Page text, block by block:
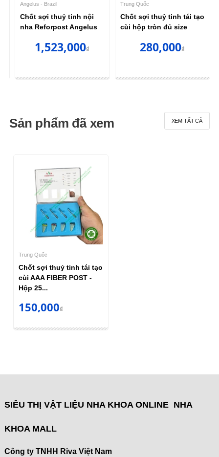
Angelus - Brazil
Chốt sợi thuỷ tinh nội
nha Reforpost Angelus
1,523,000₫
Trung Quốc
Chốt sợi thuỷ tinh tái tạo
cùi hộp tròn đủ size
280,000₫
Sản phẩm đã xem XEM TẤT CẢ
Trung Quốc
Chốt sợi thuỷ tinh tái tạo
cùi AAA FIBER POST -
Hộp 25...
150,000₫
SIÊU THỊ VẬT LIỆU NHA KHOA ONLINE NHA
KHOA MALL
Công ty TNHH Riva Việt Nam